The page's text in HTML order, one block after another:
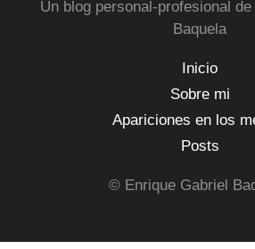
Un blog personal-profesional
Baquela
Inicio
Sobre mi
Apariciones en los
Posts
© Enrique Gabriel